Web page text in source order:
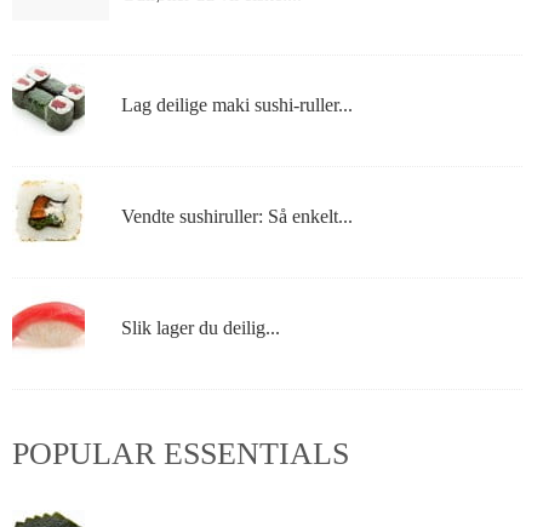
Lag deilige maki sushi-ruller...
Vendte sushiruller: Så enkelt...
Slik lager du deilig...
POPULAR ESSENTIALS